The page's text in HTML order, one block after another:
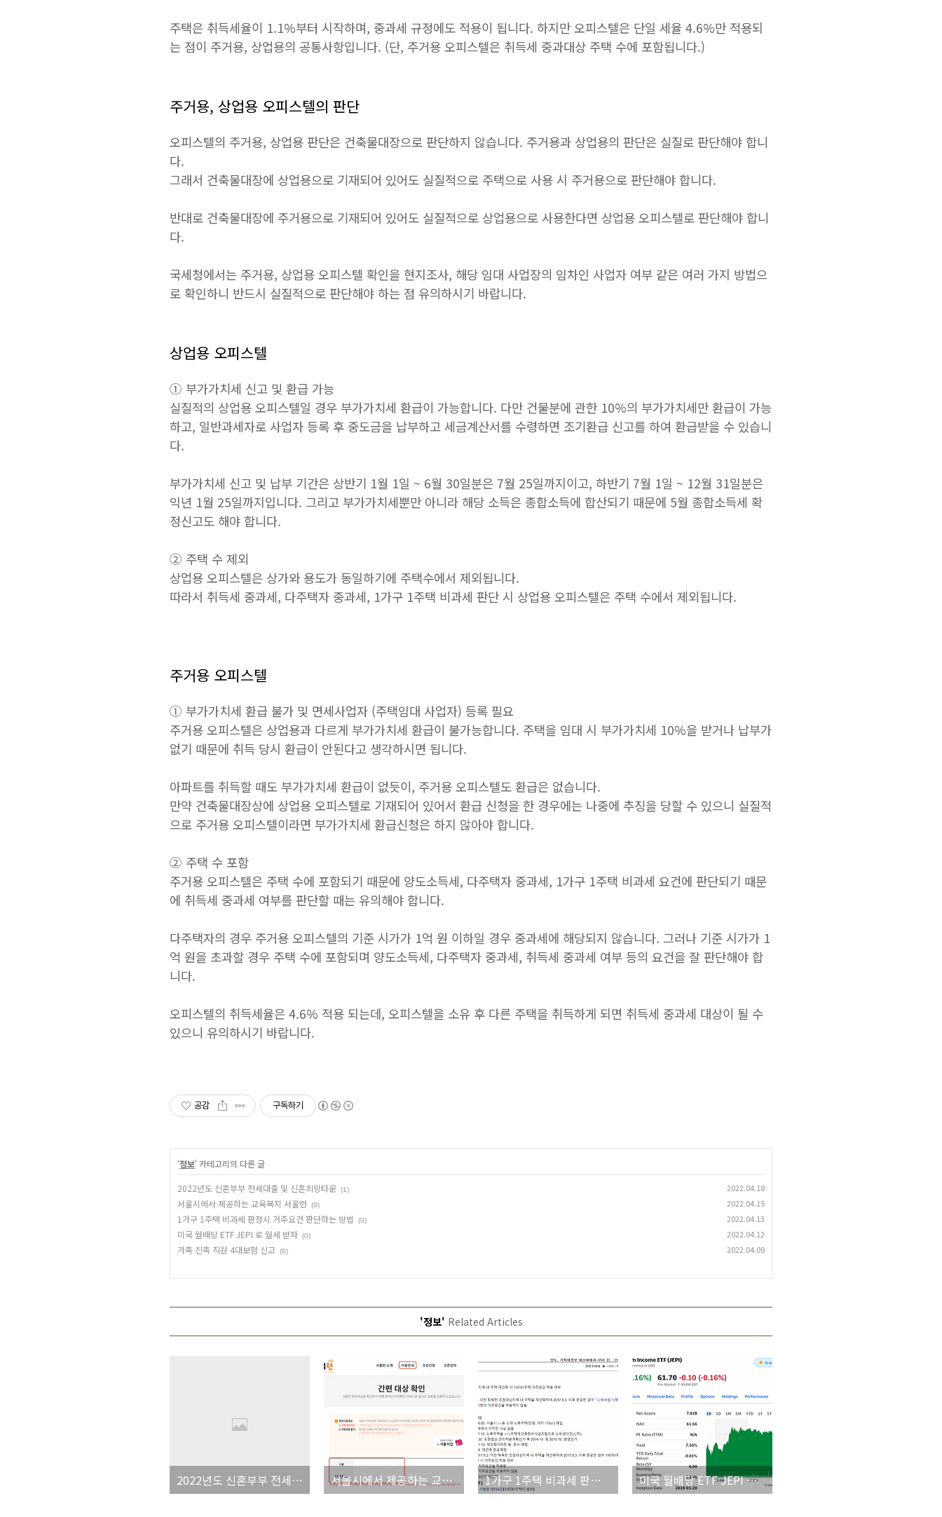
주택은 취득세율이 1.1%부터 시작하며, 중과세 규정에도 적용이 됩니다. 하지만 오피스텔은 단일 세율 4.6%만 적용되
는 점이 주거용, 상업용의 공통사항입니다. (단, 주거용 오피스텔은 취득세 중과대상 주택 수에 포함됩니다.)
주거용, 상업용 오피스텔의 판단
오피스텔의 주거용, 상업용 판단은 건축물대장으로 판단하지 않습니다. 주거용과 상업용의 판단은 실질로 판단해야 합니
다.
그래서 건축물대장에 상업용으로 기재되어 있어도 실질적으로 주택으로 사용 시 주거용으로 판단해야 합니다.
반대로 건축물대장에 주거용으로 기재되어 있어도 실질적으로 상업용으로 사용한다면 상업용 오피스텔로 판단해야 합니
다.
국세청에서는 주거용, 상업용 오피스텔 확인을 현지조사, 해당 임대 사업장의 임차인 사업자 여부 같은 여러 가지 방법으
로 확인하니 반드시 실질적으로 판단해야 하는 점 유의하시기 바랍니다.
상업용 오피스텔
① 부가가치세 신고 및 환급 가능
실질적의 상업용 오피스텔일 경우 부가가치세 환급이 가능합니다. 다만 건물분에 관한 10%의 부가가치세만 환급이 가능
하고, 일반과세자로 사업자 등록 후 중도금을 납부하고 세금계산서를 수령하면 조기환급 신고를 하여 환급받을 수 있습니
다.
부가가치세 신고 및 납부 기간은 상반기 1월 1일 ~ 6월 30일분은 7월 25일까지이고, 하반기 7월 1일 ~ 12월 31일분은
익년 1월 25일까지입니다. 그리고 부가가치세뿐만 아니라 해당 소득은 종합소득에 합산되기 때문에 5월 종합소득세 확
정신고도 해야 합니다.
② 주택 수 제외
상업용 오피스텔은 상가와 용도가 동일하기에 주택수에서 제외됩니다.
따라서 취득세 중과세, 다주택자 중과세, 1가구 1주택 비과세 판단 시 상업용 오피스텔은 주택 수에서 제외됩니다.
주거용 오피스텔
① 부가가치세 환급 불가 및 면세사업자 (주택임대 사업자) 등록 필요
주거용 오피스텔은 상업용과 다르게 부가가치세 환급이 불가능합니다. 주택을 임대 시 부가가치세 10%을 받거나 납부가
없기 때문에 취득 당시 환급이 안된다고 생각하시면 됩니다.
아파트를 취득할 때도 부가가치세 환급이 없듯이, 주거용 오피스텔도 환급은 없습니다.
만약 건축물대장상에 상업용 오피스텔로 기재되어 있어서 환급 신청을 한 경우에는 나중에 추징을 당할 수 있으니 실질적
으로 주거용 오피스텔이라면 부가가치세 환급신청은 하지 않아야 합니다.
② 주택 수 포함
주거용 오피스텔은 주택 수에 포함되기 때문에 양도소득세, 다주택자 중과세, 1가구 1주택 비과세 요건에 판단되기 때문
에 취득세 중과세 여부를 판단할 때는 유의해야 합니다.
다주택자의 경우 주거용 오피스텔의 기준 시가가 1억 원 이하일 경우 중과세에 해당되지 않습니다. 그러나 기준 시가가 1
억 원을 초과할 경우 주택 수에 포함되며 양도소득세, 다주택자 중과세, 취득세 중과세 여부 등의 요건을 잘 판단해야 합
니다.
오피스텔의 취득세율은 4.6% 적용 되는데, 오피스텔을 소유 후 다른 주택을 취득하게 되면 취득세 중과세 대상이 될 수
있으니 유의하시기 바랍니다.
공감 구독하기
'정보' 카테고리의 다른 글
2022년도 신혼부부 전세대출 및 신혼희망타운 (1) 2022.04.18
서울시에서 제공하는 교육복지 서울런 (0) 2022.04.15
1가구 1주택 비과세 판정시 거주요건 판단하는 방법 (0) 2022.04.13
미국 월배당 ETF JEPI 로 월세 받자 (0) 2022.04.12
가족 친족 직원 4대보험 신고 (0) 2022.04.09
'정보' Related Articles
2022년도 신혼부부 전세대출 및 신혼희망타운 서울시에서 제공하는 교육복지 서울런 1가구 1주택 비과세 판정시 거주요건 판단하는 방법 미국 월배당 ETF JEPI 로 월세 받자